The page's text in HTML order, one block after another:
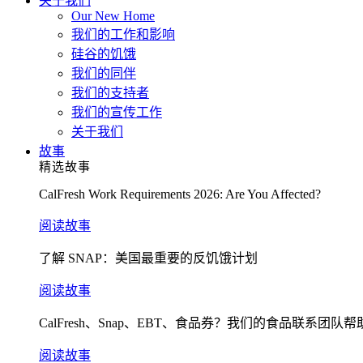
Our New Home
我们的工作和影响
硅谷的饥饿
我们的同伴
我们的支持者
我们的宣传工作
关于我们
故事
精选故事
CalFresh Work Requirements 2026: Are You Affected?
阅读故事
了解 SNAP：美国最重要的反饥饿计划
阅读故事
CalFresh、Snap、EBT、食品券？我们的食品联系团队帮
阅读故事